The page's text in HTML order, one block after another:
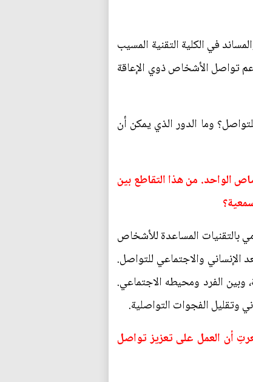
في الكلية التقنية المسيب
دعم تواصل الأشخاص ذوي الإعاقة
وما الدور الذي يمكن أن
الواحد. من هذا التقاطع بين
بالتقنيات المساعدة للأشخاص
الإنساني والاجتماعي للتواصل.
وبين الفرد ومحيطه الاجتماعي.
وتقليل الفجوات التواصلية.
أن العمل على تعزيز تواصل